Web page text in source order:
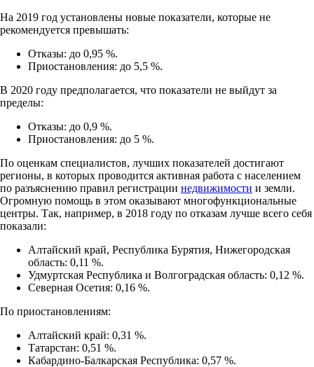
На 2019 год установлены новые показатели, которые не
рекомендуется превышать:
Отказы: до 0,95 %.
Приостановления: до 5,5 %.
В 2020 году предполагается, что показатели не выйдут за
пределы:
Отказы: до 0,9 %.
Приостановления: до 5 %.
По оценкам специалистов, лучших показателей достигают
регионы, в которых проводится активная работа с населением
по разъяснению правил регистрации недвижимости и земли.
Огромную помощь в этом оказывают многофункциональные
центры. Так, например, в 2018 году по отказам лучше всего себя
показали:
Алтайский край, Республика Бурятия, Нижегородская
область: 0,11 %.
Удмуртская Республика и Волгоградская область: 0,12 %.
Северная Осетия: 0,16 %.
По приостановлениям:
Алтайский край: 0,31 %.
Татарстан: 0,51 %.
Кабардино-Балкарская Республика: 0,57 %.